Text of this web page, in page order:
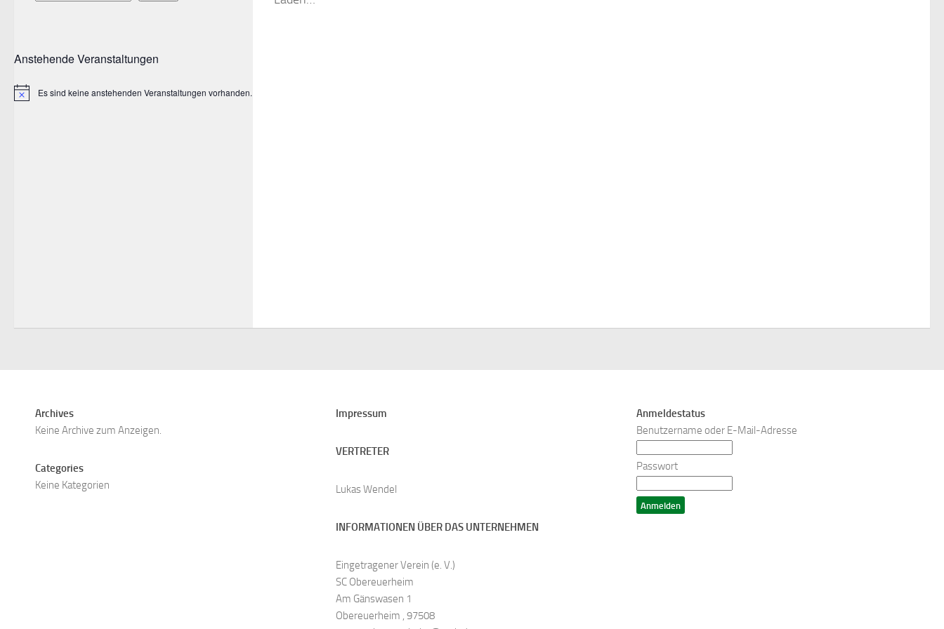
Anstehende Veranstaltungen
Es sind keine anstehenden Veranstaltungen vorhanden.
Archives
Keine Archive zum Anzeigen.
Categories
Keine Kategorien
Impressum
VERTRETER
Lukas Wendel
INFORMATIONEN ÜBER DAS UNTERNEHMEN
Eingetragener Verein (e. V.)
SC Obereuerheim
Am Gänswasen 1
Obereuerheim , 97508
Anmeldestatus
Benutzername oder E-Mail-Adresse
Passwort